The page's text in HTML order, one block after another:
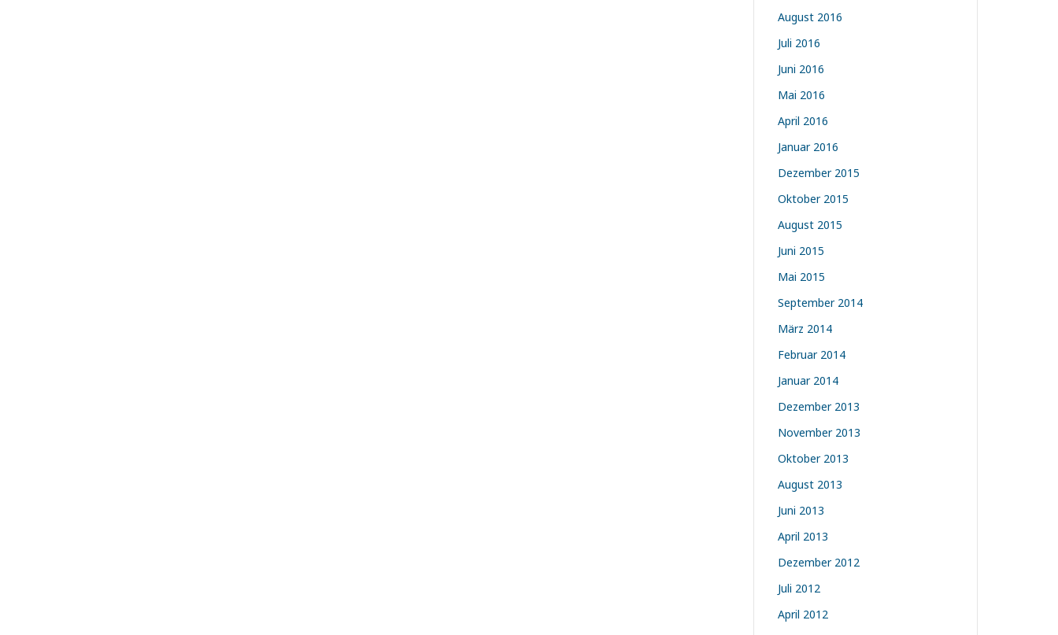
August 2016
Juli 2016
Juni 2016
Mai 2016
April 2016
Januar 2016
Dezember 2015
Oktober 2015
August 2015
Juni 2015
Mai 2015
September 2014
März 2014
Februar 2014
Januar 2014
Dezember 2013
November 2013
Oktober 2013
August 2013
Juni 2013
April 2013
Dezember 2012
Juli 2012
April 2012